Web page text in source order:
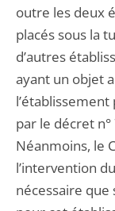
outre les deux
placés sous la
d’autres
ayant un objet
par le décret
Néanmoins, le
l’intervention
nécessaire